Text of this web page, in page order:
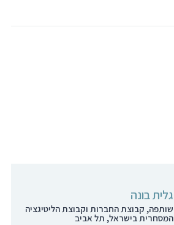
גלית בונה
שותפה, קבוצת החברות וקבוצת הליטיגציה
המסחרית בישראל, תל אביב